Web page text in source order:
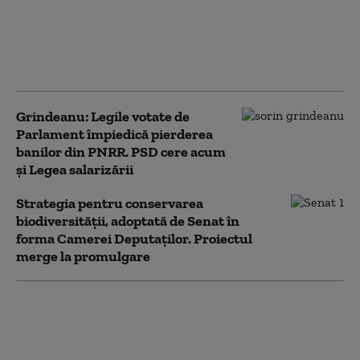
Grindeanu: Legile votate de
Parlament împiedică pierderea
banilor din PNRR. PSD cere acum
și Legea salarizării
Strategia pentru conservarea
biodiversității, adoptată de Senat în
forma Camerei Deputaților. Proiectul
merge la promulgare